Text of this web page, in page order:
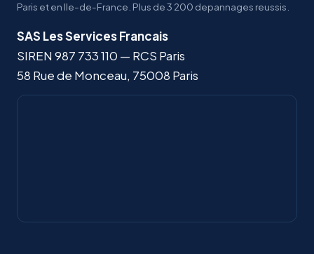
Paris et en Ile-de-France. Plus de 3 200 depannages reussis.
SAS Les Services Francais
SIREN 987 733 110 — RCS Paris
58 Rue de Monceau, 75008 Paris